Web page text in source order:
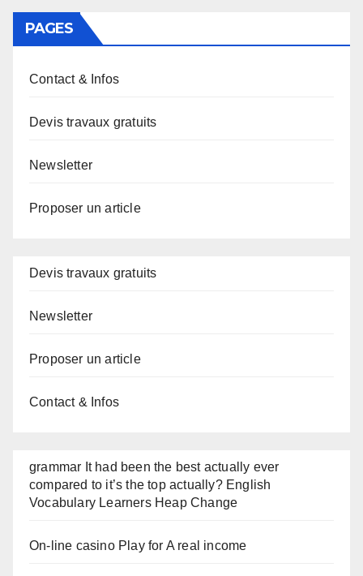
PAGES
Contact & Infos
Devis travaux gratuits
Newsletter
Proposer un article
Devis travaux gratuits
Newsletter
Proposer un article
Contact & Infos
grammar It had been the best actually ever
compared to it’s the top actually? English
Vocabulary Learners Heap Change
On-line casino Play for A real income